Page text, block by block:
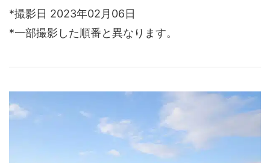
*撮影日 2023年02月06日
*一部撮影した順番と異なります。